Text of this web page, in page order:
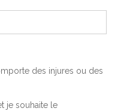
des injures ou des
je souhaite le